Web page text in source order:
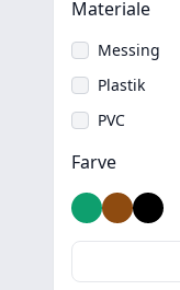
Materiale
Messing
Plastik
PVC
Farve
GrønMessing
Sort